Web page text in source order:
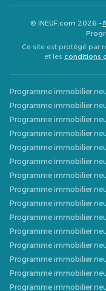
© INEUF.com 2026 –
Ce site est protégé par
et les conditions
Programme immobilier
Programme immobilier
Programme immobilier
Programme immobilier
Programme immobilier
Programme immobilier
Programme immobilier
Programme immobilier
Programme immobilier
Programme immobilier
Programme immobilier
Programme immobilier
Programme immobilier
Programme immobilier
Programme immobilier